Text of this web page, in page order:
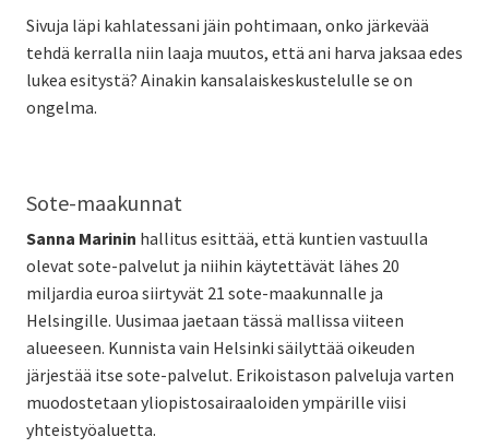
Sivuja läpi kahlatessani jäin pohtimaan, onko järkevää
tehdä kerralla niin laaja muutos, että ani harva jaksaa edes
lukea esitystä? Ainakin kansalaiskeskustelulle se on
ongelma.
Sote-maakunnat
Sanna Marinin hallitus esittää, että kuntien vastuulla
olevat sote-palvelut ja niihin käytettävät lähes 20
miljardia euroa siirtyvät 21 sote-maakunnalle ja
Helsingille. Uusimaa jaetaan tässä mallissa viiteen
alueeseen. Kunnista vain Helsinki säilyttää oikeuden
järjestää itse sote-palvelut. Erikoistason palveluja varten
muodostetaan yliopistosairaaloiden ympärille viisi
yhteistyöaluetta.